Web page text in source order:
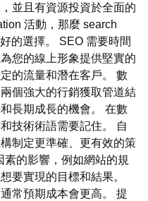
並且有資源投資於全面的
活動，那麼 search
的選擇。 SEO 需要時間
您的線上形象提供堅實的
的流量和潛在客戶。 數
個強大的行銷獲取管道結
長期成長的機會。 在數
技術術語需要記住。 自
制定更準確、更有效的策
的影響，例如網站的規
要實現的目標和結果。
常預期成本會更高。 提